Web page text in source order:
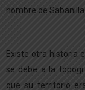
nombre de Sabanilla.
Existe otra historia
se debe a la
que su territorio